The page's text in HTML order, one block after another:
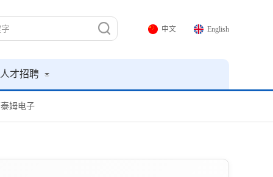
中文 English
人才招聘
姆电子